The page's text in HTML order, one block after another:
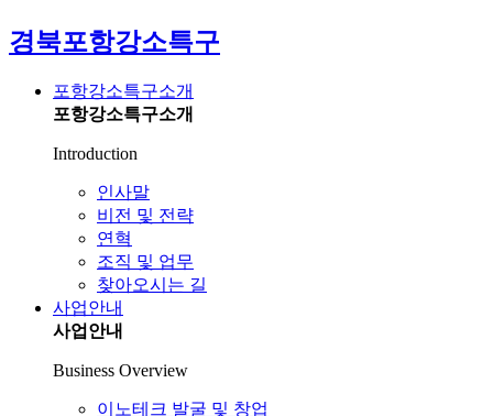
경북포항강소특구
포항강소특구소개
포항강소특구소개
Introduction
인사말
비전 및 전략
연혁
조직 및 업무
찾아오시는 길
사업안내
사업안내
Business Overview
이노테크 발굴 및 창업